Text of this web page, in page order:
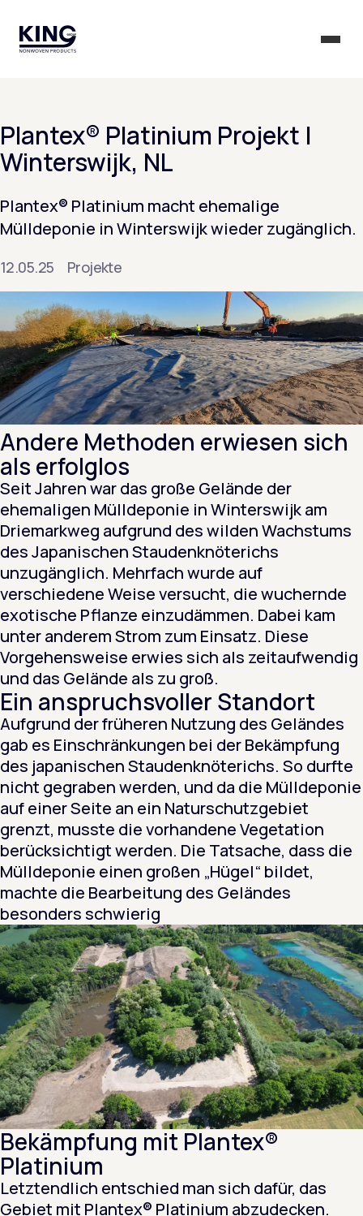
KING Group Logo - Startseite
Plantex® Platinium Projekt |
Winterswijk, NL
12.05.25 Projekte
Plantex® Platinium macht ehemalige
Mülldeponie in Winterswijk wieder zugänglich.
Andere Methoden erwiesen sich
als erfolglos
Seit Jahren war das große Gelände der
ehemaligen Mülldeponie in Winterswijk am
Driemarkweg aufgrund des wilden Wachstums
des Japanischen Staudenknöterichs
unzugänglich. Mehrfach wurde auf
verschiedene Weise versucht, die wuchernde
exotische Pflanze einzudämmen. Dabei kam
unter anderem Strom zum Einsatz. Diese
Vorgehensweise erwies sich als zeitaufwendig
und das Gelände als zu groß.
Ein anspruchsvoller Standort
Aufgrund der früheren Nutzung des Geländes
gab es Einschränkungen bei der Bekämpfung
des japanischen Staudenknöterichs. So durfte
nicht gegraben werden, und da die Mülldeponie
auf einer Seite an ein Naturschutzgebiet
grenzt, musste die vorhandene Vegetation
berücksichtigt werden. Die Tatsache, dass die
Mülldeponie einen großen „Hügel“ bildet,
machte die Bearbeitung des Geländes
besonders schwierig
Bekämpfung mit Plantex®
Platinium
Letztendlich entschied man sich dafür, das
Gebiet mit Plantex® Platinium abzudecken.